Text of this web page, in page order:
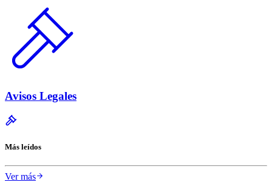
Avisos Legales
Más leídos
Ver más